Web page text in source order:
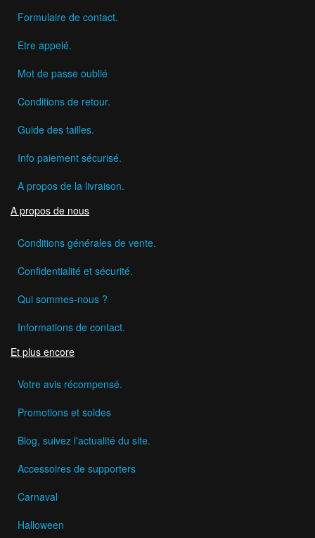
Formulaire de contact.
Etre appelé.
Mot de passe oublié
Conditions de retour.
Guide des tailles.
Info paiement sécurisé.
A propos de la livraison.
A propos de nous
Conditions générales de vente.
Confidentialité et sécurité.
Qui sommes-nous ?
Informations de contact.
Et plus encore
Votre avis récompensé.
Promotions et soldes
Blog, suivez l'actualité du site.
Accessoires de supporters
Carnaval
Halloween